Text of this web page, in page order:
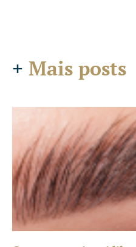
+ Mais posts